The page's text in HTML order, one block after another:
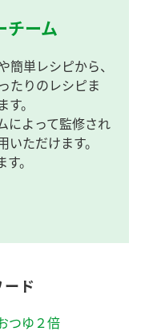
チーム
簡単レシピから、
たりのレシピま
。
によって監修され
ただけます。
。
ド
つゆ２倍